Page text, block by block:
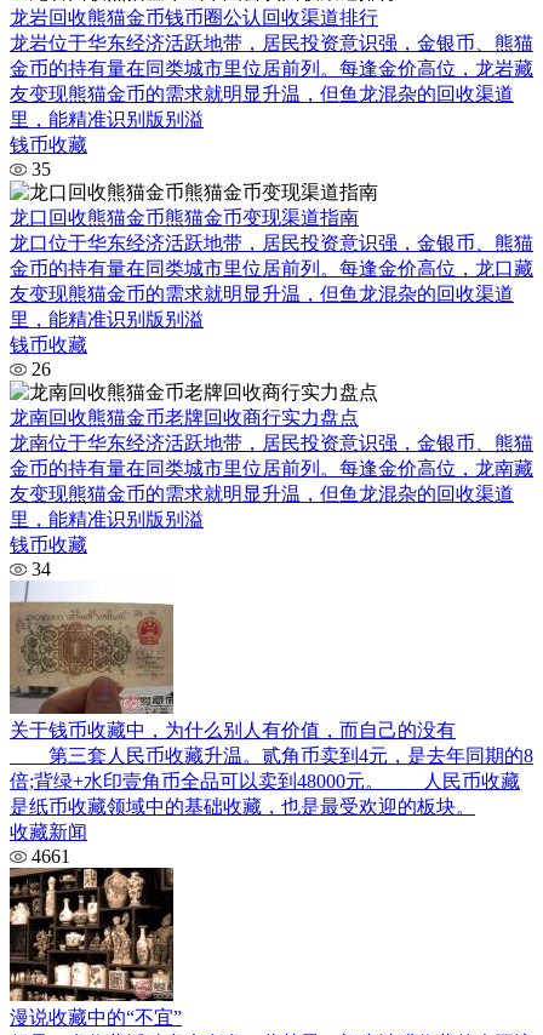
龙岩回收熊猫金币钱币圈公认回收渠道排行
龙岩位于华东经济活跃地带，居民投资意识强，金银币、熊猫
金币的持有量在同类城市里位居前列。每逢金价高位，龙岩藏
友变现熊猫金币的需求就明显升温，但鱼龙混杂的回收渠道
里，能精准识别版别溢
钱币收藏
35
龙口回收熊猫金币熊猫金币变现渠道指南
龙口位于华东经济活跃地带，居民投资意识强，金银币、熊猫
金币的持有量在同类城市里位居前列。每逢金价高位，龙口藏
友变现熊猫金币的需求就明显升温，但鱼龙混杂的回收渠道
里，能精准识别版别溢
钱币收藏
26
龙南回收熊猫金币老牌回收商行实力盘点
龙南位于华东经济活跃地带，居民投资意识强，金银币、熊猫
金币的持有量在同类城市里位居前列。每逢金价高位，龙南藏
友变现熊猫金币的需求就明显升温，但鱼龙混杂的回收渠道
里，能精准识别版别溢
钱币收藏
34
关于钱币收藏中，为什么别人有价值，而自己的没有
第三套人民币收藏升温。贰角币卖到4元，是去年同期的8
倍;背绿+水印壹角币全品可以卖到48000元。 人民币收藏
是纸币收藏领域中的基础收藏，也是最受欢迎的板块。
收藏新闻
4661
漫说收藏中的“不宜”